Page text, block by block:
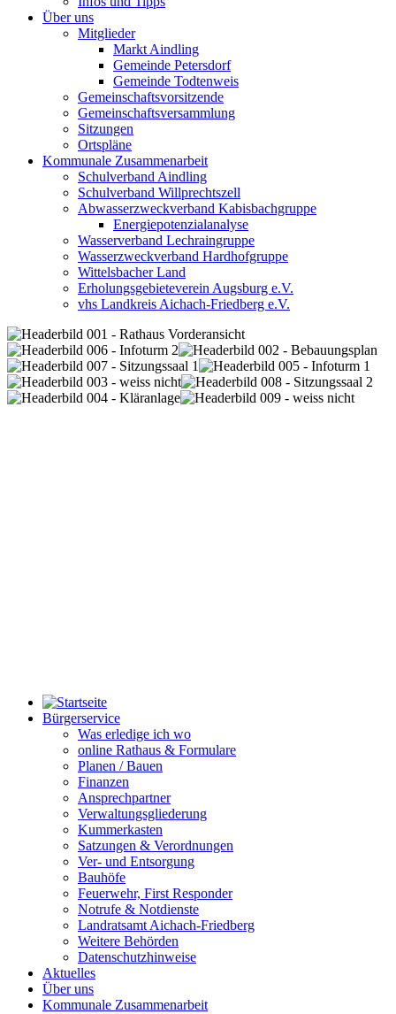
Über uns
Mitglieder
Markt Aindling
Gemeinde Petersdorf
Gemeinde Todtenweis
Gemeinschaftsvorsitzende
Gemeinschaftsversammlung
Sitzungen
Ortspläne
Kommunale Zusammenarbeit
Schulverband Aindling
Schulverband Willprechtszell
Abwasserzweckverband Kabisbachgruppe
Energiepotenzialanalyse
Wasserverband Lechraingruppe
Wasserzweckverband Hardhofgruppe
Wittelsbacher Land
Erholungsgebieteverein Augsburg e.V.
vhs Landkreis Aichach-Friedberg e.V.
Bürgerservice
Was erledige ich wo
online Rathaus & Formulare
Planen / Bauen
Finanzen
Ansprechpartner
Verwaltungsgliederung
Kummerkasten
Satzungen & Verordnungen
Ver- und Entsorgung
Bauhöfe
Feuerwehr, First Responder
Notrufe & Notdienste
Landratsamt Aichach-Friedberg
Weitere Behörden
Datenschutzhinweise
Aktuelles
Über uns
Kommunale Zusammenarbeit